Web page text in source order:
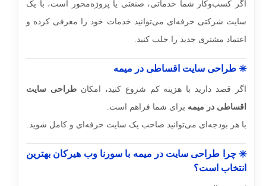
اگر کسب‌وکار شما خدماتی، صنعتی یا پروژه‌محور است، با یک
سایت شرکتی حرفه‌ای می‌توانید خدمات خود را معرفی کرده و
اعتماد مشتری جدید را جلب کنید.
✳️ طراحی سایت اقساطی در میمه
اگر قصد دارید با هزینه کم شروع کنید، امکانطراحی سایت
اقساطی در میمه برای شما فراهم است.
با هر بودجه‌ای می‌توانید صاحب یک سایت حرفه‌ای و کامل شوید.
✳️ چرا طراحی سایت در میمه با سورنا وب هیرکان بهترین
انتخاب است؟